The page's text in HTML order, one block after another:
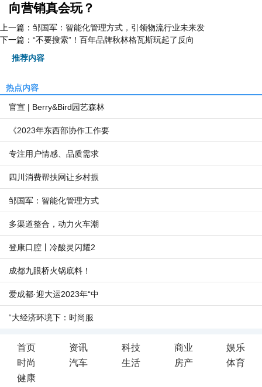
向营销真会玩？
上一篇： 邹国军：智能化管理方式，引领物流行业未来发
下一篇： “不要搜索”！百年品牌秋林格瓦斯玩起了反向
推荐内容
热点内容
官宣 | Berry&Bird园艺森林
《2023年东西部协作工作要
专注用户情感、品质需求
四川消费帮扶网让乡村振
邹国军：智能化管理方式
多渠道整合，动力火车潮
登康口腔丨冷酸灵闪耀2
成都九眼桥火锅底料！
爱成都·迎大运2023年“中
“大经济环境下：时尚服
首页 资讯 科技 商业
娱乐
时尚
汽车 生活 房产
体育
健康